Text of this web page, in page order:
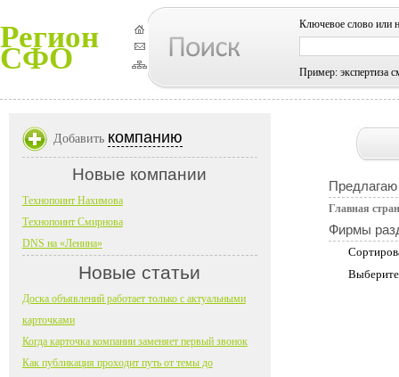
Регион
СФО
Ключевое слово или
Пример: экспертиза
Предлагаю
Главная
Фирмы
Добавить компанию
Новые компании
Технопоинт Нахимова
Технопоинт Смирнова
DNS на «Ленина»
Новые статьи
Доска объявлений работает только с актуальными
карточками
Когда карточка компании заменяет первый звонок
Как публикация проходит путь от темы до